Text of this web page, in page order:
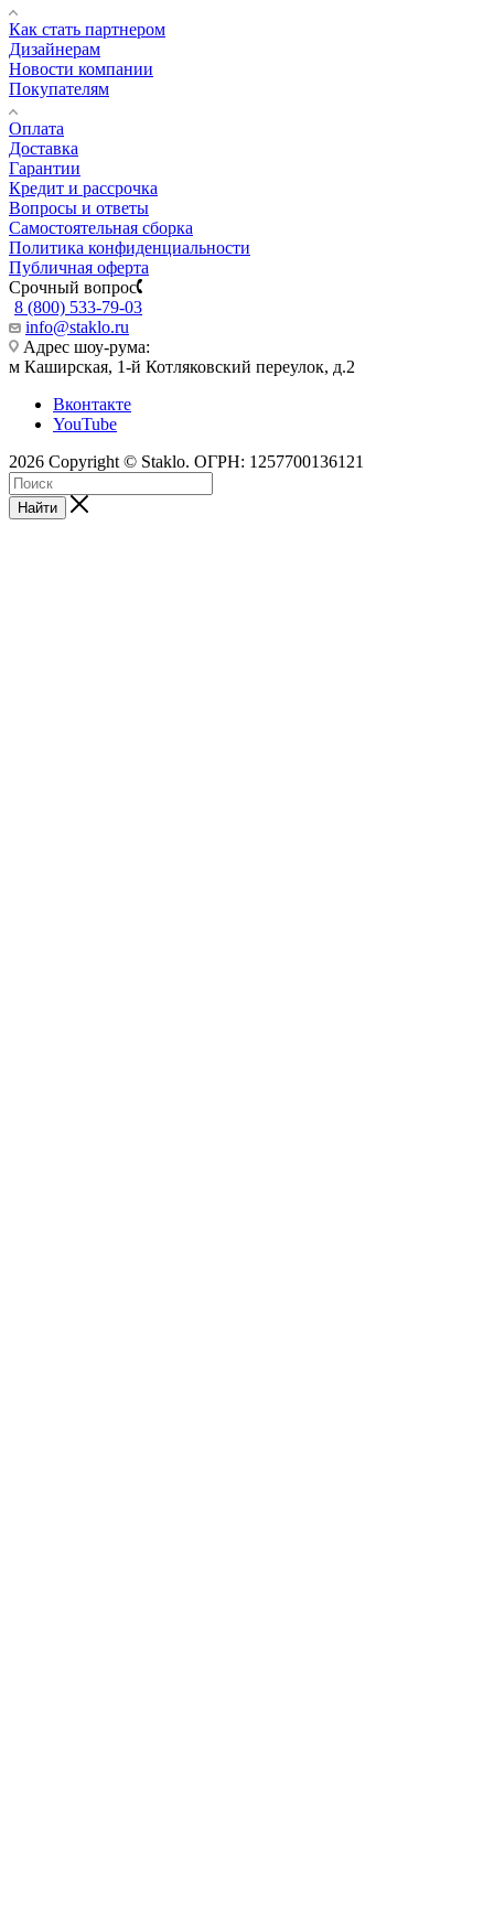
Как стать партнером
Дизайнерам
Новости компании
Покупателям
Оплата
Доставка
Гарантии
Кредит и рассрочка
Вопросы и ответы
Самостоятельная сборка
Политика конфиденциальности
Публичная оферта
Срочный вопрос
8 (800) 533-79-03
info@staklo.ru
Адрес шоу-рума:
м Каширская, 1-й Котляковский переулок, д.2
Вконтакте
YouTube
2026 Copyright © Staklo. ОГРН: 1257700136121
Найти